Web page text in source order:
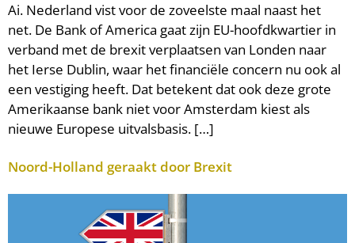
Ai. Nederland vist voor de zoveelste maal naast het
net. De Bank of America gaat zijn EU-hoofdkwartier in
verband met de brexit verplaatsen van Londen naar
het Ierse Dublin, waar het financiële concern nu ook al
een vestiging heeft. Dat betekent dat ook deze grote
Amerikaanse bank niet voor Amsterdam kiest als
nieuwe Europese uitvalsbasis. […]
Noord-Holland geraakt door Brexit